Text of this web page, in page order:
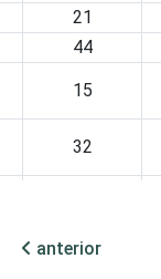
21
44
15
32
20
anterior